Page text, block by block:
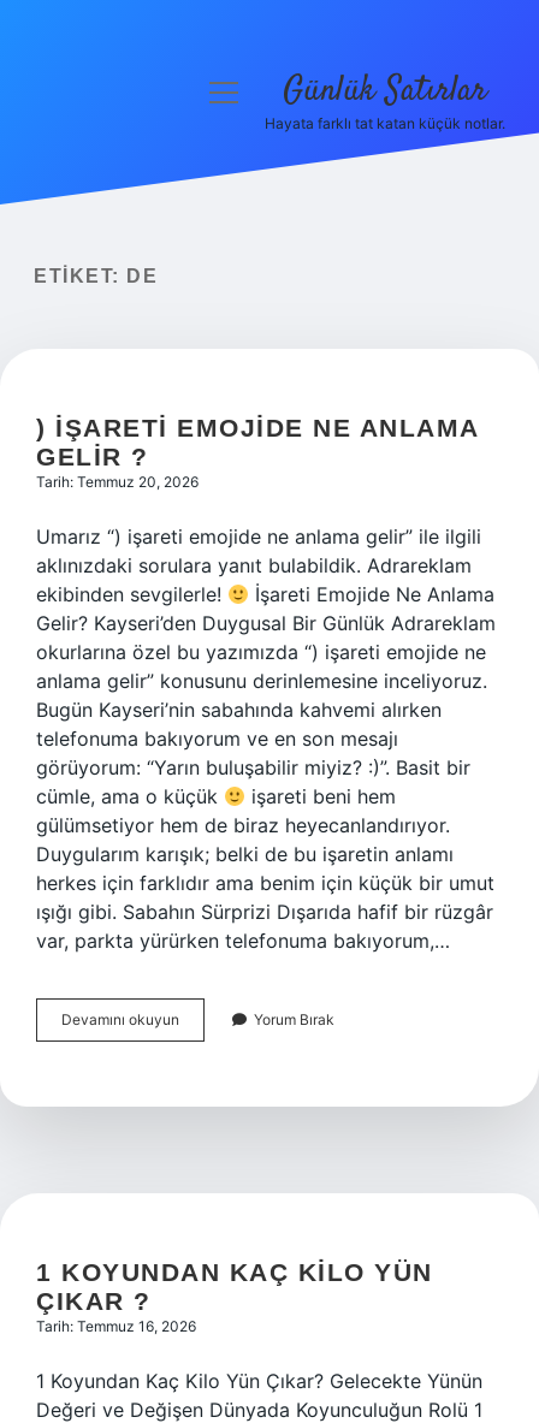
Yasal Uyarı
menüyü Günlük Satırlar
Hayata farklı tat katan küçük notlar.
ETIKET: DE
) IŞARETI EMOJIDE NE ANLAMA
GELIR ?
Tarih: Temmuz 20, 2026
Umarız “) işareti emojide ne anlama gelir” ile ilgili
aklınızdaki sorulara yanıt bulabildik. Adrareklam
ekibinden sevgilerle!
İşareti Emojide Ne Anlama
Gelir? Kayseri’den Duygusal Bir Günlük Adrareklam
okurlarına özel bu yazımızda “) işareti emojide ne
anlama gelir” konusunu derinlemesine inceliyoruz.
Bugün Kayseri’nin sabahında kahvemi alırken
telefonuma bakıyorum ve en son mesajı
görüyorum: “Yarın buluşabilir miyiz? :)”. Basit bir
cümle, ama o küçük
işareti beni hem
gülümsetiyor hem de biraz heyecanlandırıyor.
Duygularım karışık; belki de bu işaretin anlamı
herkes için farklıdır ama benim için küçük bir umut
ışığı gibi. Sabahın Sürprizi Dışarıda hafif bir rüzgâr
var, parkta yürürken telefonuma bakıyorum,…
Devamını okuyun
işareti
anlama
Yorum Bırak
1 KOYUNDAN KAÇ KILO YÜN
ÇIKAR ?
Tarih: Temmuz 16, 2026
1 Koyundan Kaç Kilo Yün Çıkar? Gelecekte Yünün
Değeri ve Değişen Dünyada Koyunculuğun Rolü 1